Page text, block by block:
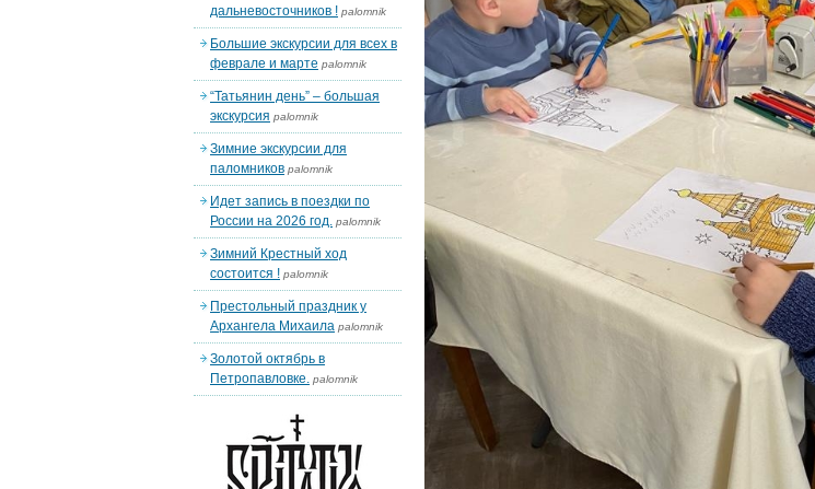
дальневосточников ! palomnik
Большие экскурсии для всех в
феврале и марте palomnik
“Татьянин день” – большая
экскурсия palomnik
Зимние экскурсии для
паломников palomnik
Идет запись в поездки по
России на 2026 год. palomnik
Зимний Крестный ход
состоится ! palomnik
Престольный праздник у
Архангела Михаила palomnik
Золотой октябрь в
Петропавловке. palomnik